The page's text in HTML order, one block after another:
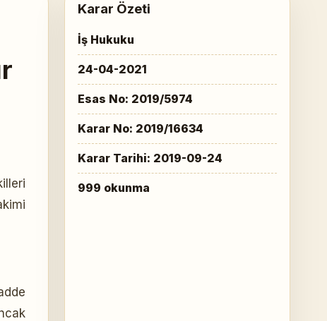
Karar Özeti
İş Hukuku
24-04-2021
Esas No: 2019/5974
Karar No: 2019/16634
Karar Tarihi: 2019-09-24
999 okunma